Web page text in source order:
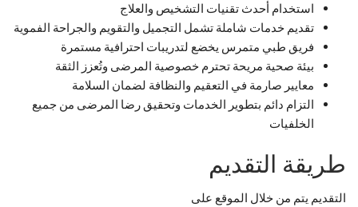
استخدام أحدث تقنيات التشخيص والعلاج
تقديم خدمات شاملة تشمل التجميل والتقويم والجراحة الفموية
فريق طبي متمرس يخضع لتدريبات احترافية مستمرة
بيئة صحية مريحة تحترم خصوصية المرضى وتُعزز الثقة
معايير صارمة في التعقيم والنظافة لضمان السلامة
التزام دائم بتطوير الخدمات وتحقيق رضا المرضى من جميع
الخلفيات
طريقة التقديم
التقديم يتم من خلال الموقع على